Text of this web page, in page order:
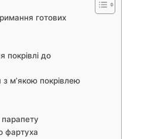
готових
покрівлі до
м’якою покрівлею
фартуха